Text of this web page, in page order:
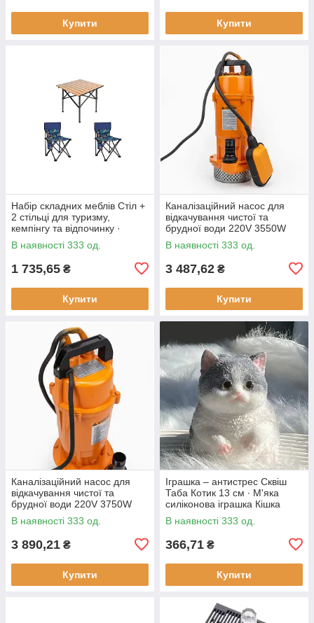
Купити Купити
Набір складних меблів Стіл +
2 стільці для туризму,
кемпінгу та відпочинку ·
Металевий каркас
В наявності 333 од.
1 735,65 ₴
Купити
Каналізаційний насос для
відкачування чистої та
брудної води 220V 3550W
В наявності 333 од.
3 487,62 ₴
Купити
Каналізаційний насос для
відкачування чистої та
брудної води 220V 3750W
В наявності 333 од.
3 890,21 ₴
Купити
Іграшка – антистрес Сквіш
Таба Котик 13 см ∙ М'яка
силіконова іграшка Кішка
В наявності 333 од.
366,71 ₴
Купити